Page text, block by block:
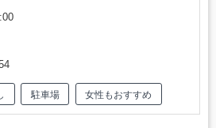
駐車場 女性もおすすめ